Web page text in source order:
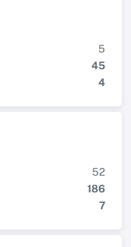
5
45
4
52
186
7